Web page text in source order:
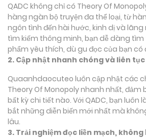
QADC không chỉ có Theory Of
hàng ngàn bộ truyện đa thể loại, từ
ngôn tình đến hài hước, kinh dị và lãng
tìm kiếm thông minh, bạn dễ dàng
phẩm yêu thích, dù gu đọc của bạn có
2. Cập nhật nhanh chóng và liên tục
Quaanhdaocuteo luôn cập nhật các
Theory Of Monopoly nhanh nhất, đảm
bất kỳ chi tiết nào. Với QADC, bạn luôn
bắt những diễn biến mới nhất mà
lâu.
3. Trải nghiệm đọc liền mạch,